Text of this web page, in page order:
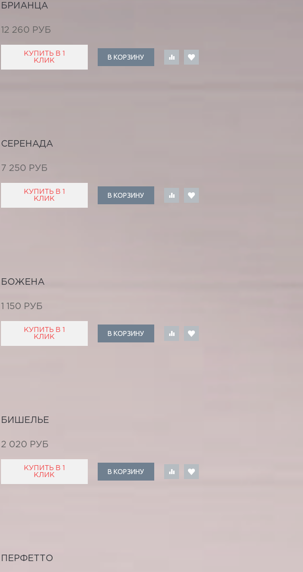
БРИАНЦА
12 260 РУБ
КУПИТЬ В 1
КЛИК
В КОРЗИНУ
СЕРЕНАДА
7 250 РУБ
КУПИТЬ В 1
КЛИК
В КОРЗИНУ
БОЖЕНА
1 150 РУБ
КУПИТЬ В 1
КЛИК
В КОРЗИНУ
БИШЕЛЬЕ
2 020 РУБ
КУПИТЬ В 1
КЛИК
В КОРЗИНУ
ПЕРФЕТТО